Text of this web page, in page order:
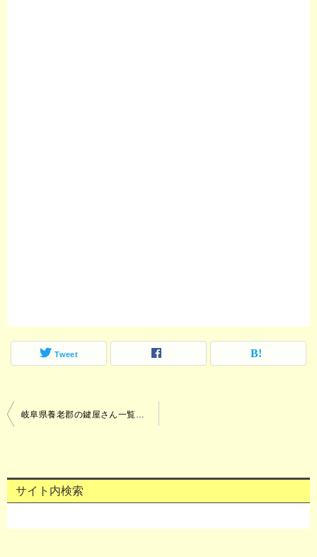
Tweet
投
ナ
ビ
ゲ
岐阜県養老郡の鍵屋さん一覧（開錠・鍵作製・合鍵・鍵修理・鍵交換・鍵取付）
サイト内検索